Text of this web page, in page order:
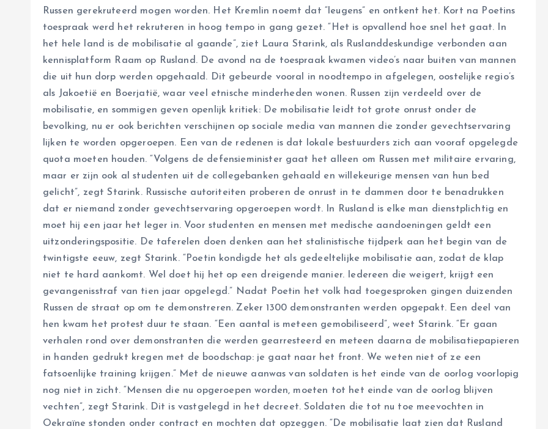
Russen gerekruteerd mogen worden. Het Kremlin noemt dat “leugens” en ontkent het. Kort na Poetins
toespraak werd het rekruteren in hoog tempo in gang gezet. “Het is opvallend hoe snel het gaat. In
het hele land is de mobilisatie al gaande”, ziet Laura Starink, als Ruslanddeskundige verbonden aan
kennisplatform Raam op Rusland. De avond na de toespraak kwamen video’s naar buiten van mannen
die uit hun dorp werden opgehaald. Dit gebeurde vooral in noodtempo in afgelegen, oostelijke regio’s
als Jakoetië en Boerjatië, waar veel etnische minderheden wonen. Russen zijn verdeeld over de
mobilisatie, en sommigen geven openlijk kritiek: De mobilisatie leidt tot grote onrust onder de
bevolking, nu er ook berichten verschijnen op sociale media van mannen die zonder gevechtservaring
lijken te worden opgeroepen. Een van de redenen is dat lokale bestuurders zich aan vooraf opgelegde
quota moeten houden. “Volgens de defensieminister gaat het alleen om Russen met militaire ervaring,
maar er zijn ook al studenten uit de collegebanken gehaald en willekeurige mensen van hun bed
gelicht”, zegt Starink. Russische autoriteiten proberen de onrust in te dammen door te benadrukken
dat er niemand zonder gevechtservaring opgeroepen wordt. In Rusland is elke man dienstplichtig en
moet hij een jaar het leger in. Voor studenten en mensen met medische aandoeningen geldt een
uitzonderingspositie. De taferelen doen denken aan het stalinistische tijdperk aan het begin van de
twintigste eeuw, zegt Starink. “Poetin kondigde het als gedeeltelijke mobilisatie aan, zodat de klap
niet te hard aankomt. Wel doet hij het op een dreigende manier. Iedereen die weigert, krijgt een
gevangenisstraf van tien jaar opgelegd.” Nadat Poetin het volk had toegesproken gingen duizenden
Russen de straat op om te demonstreren. Zeker 1300 demonstranten werden opgepakt. Een deel van
hen kwam het protest duur te staan. “Een aantal is meteen gemobiliseerd”, weet Starink. “Er gaan
verhalen rond over demonstranten die werden gearresteerd en meteen daarna de mobilisatiepapieren
in handen gedrukt kregen met de boodschap: je gaat naar het front. We weten niet of ze een
fatsoenlijke training krijgen.” Met de nieuwe aanwas van soldaten is het einde van de oorlog voorlopig
nog niet in zicht. “Mensen die nu opgeroepen worden, moeten tot het einde van de oorlog blijven
vechten”, zegt Starink. Dit is vastgelegd in het decreet. Soldaten die tot nu toe meevochten in
Oekraïne stonden onder contract en mochten dat opzeggen. “De mobilisatie laat zien dat Rusland